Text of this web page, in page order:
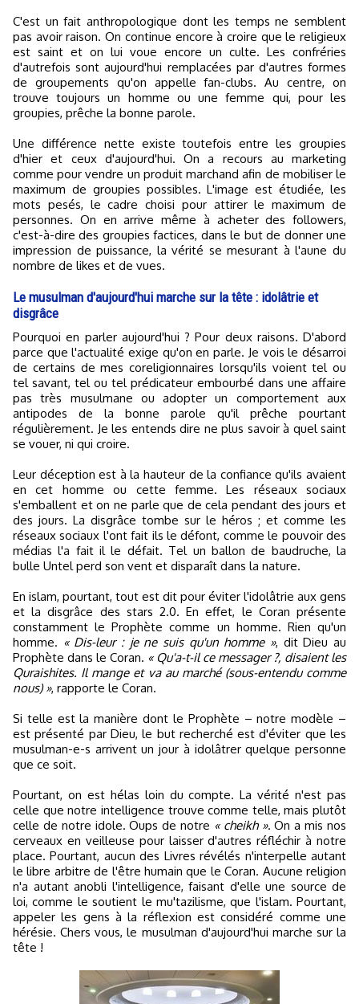
C'est un fait anthropologique dont les temps ne semblent
pas avoir raison. On continue encore à croire que le religieux
est saint et on lui voue encore un culte. Les confréries
d'autrefois sont aujourd'hui remplacées par d'autres formes
de groupements qu'on appelle fan-clubs. Au centre, on
trouve toujours un homme ou une femme qui, pour les
groupies, prêche la bonne parole.
Une différence nette existe toutefois entre les groupies
d'hier et ceux d'aujourd'hui. On a recours au marketing
comme pour vendre un produit marchand afin de mobiliser le
maximum de groupies possibles. L'image est étudiée, les
mots pesés, le cadre choisi pour attirer le maximum de
personnes. On en arrive même à acheter des followers,
c'est-à-dire des groupies factices, dans le but de donner une
impression de puissance, la vérité se mesurant à l'aune du
nombre de likes et de vues.
Le musulman d'aujourd'hui marche sur la tête : idolâtrie et
disgrâce
Pourquoi en parler aujourd'hui ? Pour deux raisons. D'abord
parce que l'actualité exige qu'on en parle. Je vois le désarroi
de certains de mes coreligionnaires lorsqu'ils voient tel ou
tel savant, tel ou tel prédicateur embourbé dans une affaire
pas très musulmane ou adopter un comportement aux
antipodes de la bonne parole qu'il prêche pourtant
régulièrement. Je les entends dire ne plus savoir à quel saint
se vouer, ni qui croire.
Leur déception est à la hauteur de la confiance qu'ils avaient
en cet homme ou cette femme. Les réseaux sociaux
s'emballent et on ne parle que de cela pendant des jours et
des jours. La disgrâce tombe sur le héros ; et comme les
réseaux sociaux l'ont fait ils le défont, comme le pouvoir des
médias l'a fait il le défait. Tel un ballon de baudruche, la
bulle Untel perd son vent et disparaît dans la nature.
En islam, pourtant, tout est dit pour éviter l'idolâtrie aux gens
et la disgrâce des stars 2.0. En effet, le Coran présente
constamment le Prophète comme un homme. Rien qu'un
homme. « Dis-leur : je ne suis qu'un homme », dit Dieu au
Prophète dans le Coran. « Qu'a-t-il ce messager ?, disaient les
Quraishites. Il mange et va au marché (sous-entendu comme
nous) », rapporte le Coran.
Si telle est la manière dont le Prophète – notre modèle –
est présenté par Dieu, le but recherché est d'éviter que les
musulman-e-s arrivent un jour à idolâtrer quelque personne
que ce soit.
Pourtant, on est hélas loin du compte. La vérité n'est pas
celle que notre intelligence trouve comme telle, mais plutôt
celle de notre idole. Oups de notre « cheikh ». On a mis nos
cerveaux en veilleuse pour laisser d'autres réfléchir à notre
place. Pourtant, aucun des Livres révélés n'interpelle autant
le libre arbitre de l'être humain que le Coran. Aucune religion
n'a autant anobli l'intelligence, faisant d'elle une source de
loi, comme le soutient le mu'tazilisme, que l'islam. Pourtant,
appeler les gens à la réflexion est considéré comme une
hérésie. Chers vous, le musulman d'aujourd'hui marche sur la
tête !